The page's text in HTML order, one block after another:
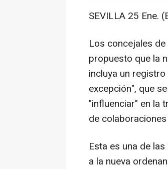
SEVILLA 25 Ene.
Los concejales
propuesto que la
incluya un
excepción", que
"influenciar" en la
de
Esta es una de
a la nueva